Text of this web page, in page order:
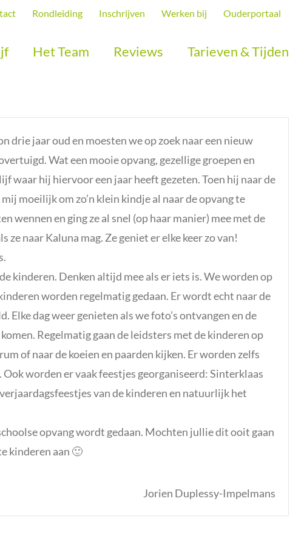
Rondleiding Inschrijven Werken bij Ouderportaal
Het Team Reviews Tarieven & Tijden
drie jaar oud en moesten we op zoek naar een nieuw
Wat een mooie opvang, gezellige groepen en
waar hij hiervoor een jaar heeft gezeten. Toen hij naar de
moeilijk om zo’n klein kindje al naar de opvang te
wennen en ging ze al snel (op haar manier) mee met de
naar Kaluna mag. Ze geniet er elke keer zo van!
kinderen. Denken altijd mee als er iets is. We worden op
worden regelmatig gedaan. Er wordt echt naar de
Elke dag weer genieten als we foto’s ontvangen en de
Regelmatig gaan de leidsters met de kinderen op
of naar de koeien en paarden kijken. Er worden zelfs
worden er vaak feestjes georganiseerd: Sinterklaas
van de kinderen en natuurlijk het
opvang wordt gedaan. Mochten jullie dit ooit gaan
kinderen aan 🙂
Jorien Duplessy-Impelmans